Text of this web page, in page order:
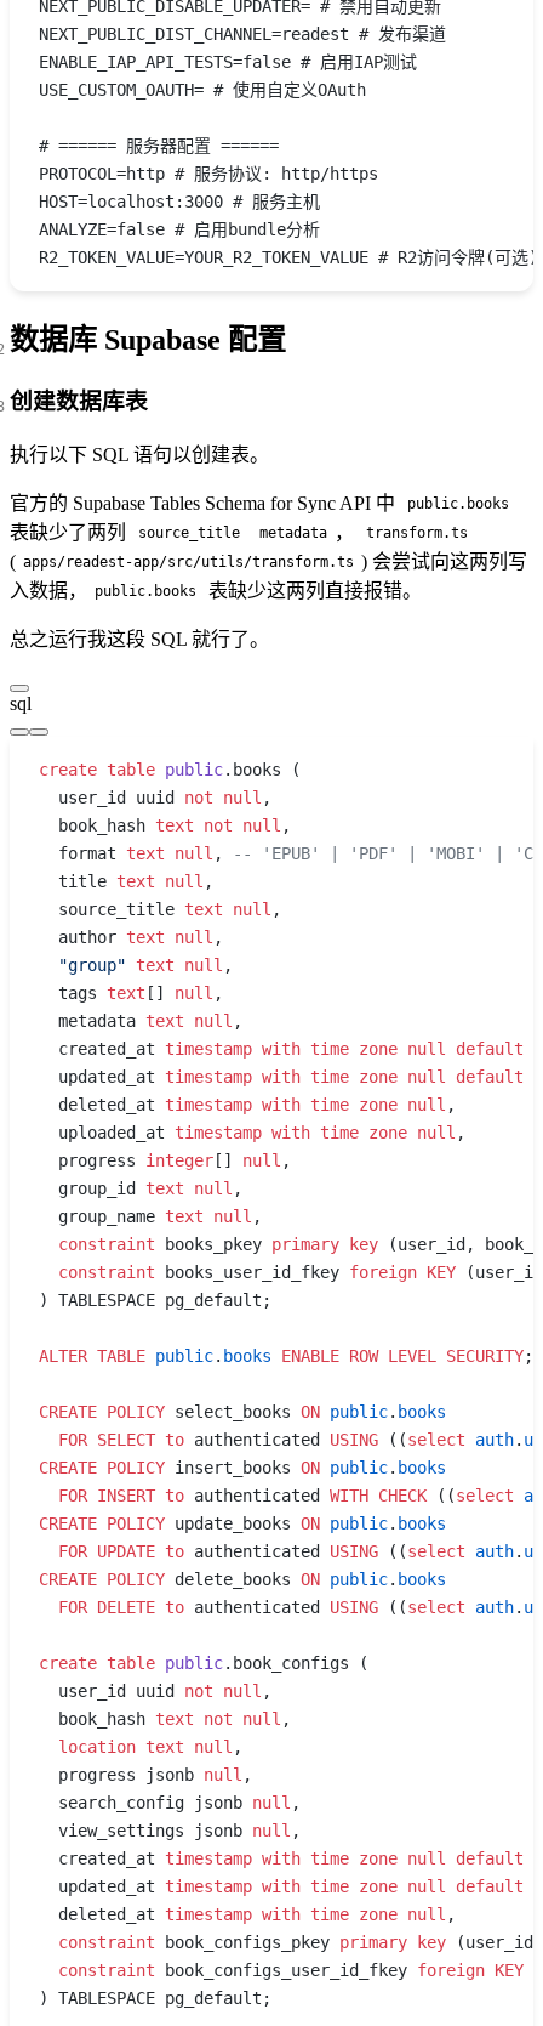
NEXT_PUBLIC_DISABLE_UPDATER= # 禁用自动更新
NEXT_PUBLIC_DIST_CHANNEL=readest # 发布渠道
ENABLE_IAP_API_TESTS=false # 启用IAP测试
USE_CUSTOM_OAUTH= # 使用自定义OAuth
# ====== 服务器配置 ======
PROTOCOL=http # 服务协议: http/https
HOST=localhost:3000 # 服务主机
ANALYZE=false # 启用bundle分析
R2_TOKEN_VALUE=YOUR_R2_TOKEN_VALUE # R2访问令牌(可选)
数据库 Supabase 配置
创建数据库表
执行以下 SQL 语句以创建表。
官方的 Supabase Tables Schema for Sync API 中 public.books
表缺少了两列 source_title metadata ， transform.ts
( apps/readest-app/src/utils/transform.ts ) 会尝试向这两列写
入数据，
public.books 表缺少这两列直接报错。
总之运行我这段 SQL 就行了。
sql
create table public.books (
  user_id uuid
not null ,
  book_hash
text not null ,
  format
text null ,
-- 'EPUB' | 'PDF' | 'MOBI' |
  title
text null ,
  source_title
text null ,
  author
text null ,
  "group"
text null ,
  tags
text [] null ,
  metadata
text null ,
  created_at
timestamp with time zone null default
  updated_at
timestamp with time zone null default
  deleted_at
timestamp with time zone null ,
  uploaded_at
timestamp with time zone null ,
  progress
integer[] null ,
  group_id
text null ,
  group_name
text null ,
  constraint
books_pkey primary key (user_id,
  constraint
books_user_id_fkey foreign KEY
) TABLESPACE pg_default;
ALTER TABLE public. books ENABLE ROW LEVEL SECURITY;
CREATE POLICY select_books ON public. books
  FOR
SELECT to authenticated USING ((select auth.
CREATE POLICY insert_books ON public. books
  FOR
INSERT to authenticated WITH CHECK ((select
CREATE POLICY update_books ON public. books
  FOR
UPDATE to authenticated USING ((select auth.
CREATE POLICY delete_books ON public. books
  FOR
DELETE to authenticated USING ((select auth.
create table public.book_configs (
  user_id uuid
not null ,
  book_hash
text not null ,
  location
text null ,
  progress jsonb
null ,
  search_config jsonb
null ,
  view_settings jsonb
null ,
  created_at
timestamp with time zone null default
  updated_at
timestamp with time zone null default
  deleted_at
timestamp with time zone null ,
  constraint
book_configs_pkey primary key (user_id,
  constraint
book_configs_user_id_fkey foreign KEY
) TABLESPACE pg_default;